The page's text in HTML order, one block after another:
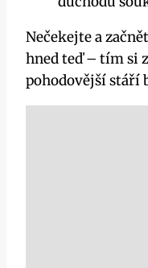
Nečekejte a
hned teď – tím si
pohodovější stáří